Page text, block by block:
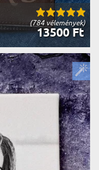
(784 vélemények)
13500 Ft